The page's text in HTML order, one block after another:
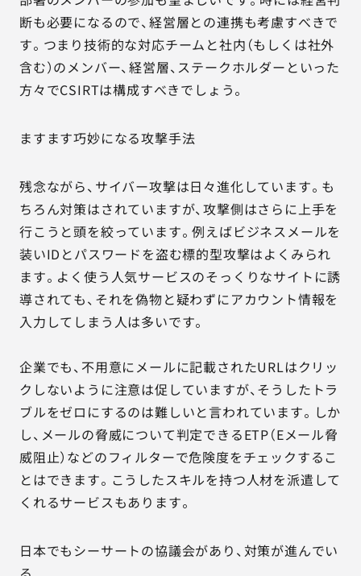
断も必要になるので、経営層との連携も考慮すべきで
す。つまり技術的な対応チームと社内（もしくは社外
含む）のメンバー、経営層、ステークホルダーといった
方々でCSIRTは構成すべきでしょう。
ますます巧妙になる攻撃手法
残念ながら、サイバー攻撃は日々進化しています。も
ちろん対策はされていますが、攻撃側はさらに上手を
行こうと頭を絞っています。例えばビジネスメールを
装いIDとパスワードを盗む標的型攻撃はよくみられ
ます。よく使う人気サービスのそっくりなサイトに誘
導されても、それを偽物と疑わずにアカウント情報を
入力してしまう人は多いです。
企業でも、不用意にメールに記載されたURLはクリッ
クしないように注意は促していますが、そうしたトラ
ブルをゼロにするのは難しいと言われています。しか
し、メールの脅威について判定できるETP（Eメール脅
威阻止）などのフィルターで危険度をチェックするこ
とはできます。こうしたスキルを持つ人材を派遣して
くれるサービスもあります。
日本でもシーサートの協議会があり、対策が進んでい